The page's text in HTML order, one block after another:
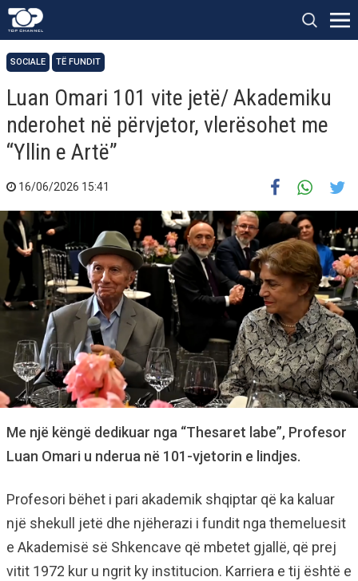
SOCIALE TË FUNDIT
Luan Omari 101 vite jetë/ Akademiku
nderohet në përvjetor, vlerësohet me
“Yllin e Artë”
16/06/2026 15:41
Me një këngë dedikuar nga “Thesaret labe”, Profesor
Luan Omari u nderua në 101-vjetorin e lindjes.
Profesori bëhet i pari akademik shqiptar që ka kaluar
një shekull jetë dhe njëherazi i fundit nga themeluesit
e Akademisë së Shkencave që mbetet gjallë, që prej
vitit 1972 kur u ngrit ky institucion. Karriera e tij është e